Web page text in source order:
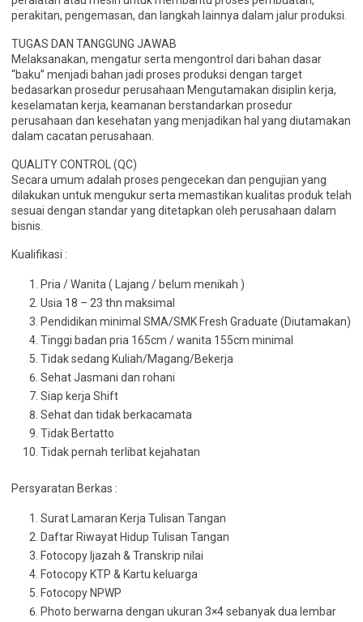
perakitan, pengemasan, dan langkah lainnya dalam jalur produksi.
TUGAS DAN TANGGUNG JAWAB
Melaksanakan, mengatur serta mengontrol dari bahan dasar
“baku” menjadi bahan jadi proses produksi dengan target
bedasarkan prosedur perusahaan Mengutamakan disiplin kerja,
keselamatan kerja, keamanan berstandarkan prosedur
perusahaan dan kesehatan yang menjadikan hal yang diutamakan
dalam cacatan perusahaan.
QUALITY CONTROL (QC)
Secara umum adalah proses pengecekan dan pengujian yang
dilakukan untuk mengukur serta memastikan kualitas produk telah
sesuai dengan standar yang ditetapkan oleh perusahaan dalam
bisnis.
Kualifikasi :
Pria / Wanita ( Lajang / belum menikah )
Usia 18 – 23 thn maksimal
Pendidikan minimal SMA/SMK Fresh Graduate (Diutamakan)
Tinggi badan pria 165cm / wanita 155cm minimal
Tidak sedang Kuliah/Magang/Bekerja
Sehat Jasmani dan rohani
Siap kerja Shift
Sehat dan tidak berkacamata
Tidak Bertatto
Tidak pernah terlibat kejahatan
Persyaratan Berkas :
Surat Lamaran Kerja Tulisan Tangan
Daftar Riwayat Hidup Tulisan Tangan
Fotocopy Ijazah & Transkrip nilai
Fotocopy KTP & Kartu keluarga
Fotocopy NPWP
Photo berwarna dengan ukuran 3×4 sebanyak dua lembar